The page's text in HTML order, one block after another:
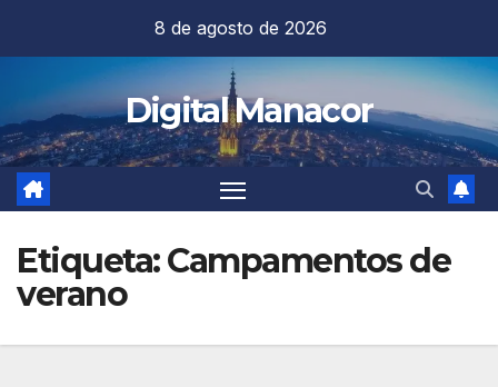
contenido
8 de agosto de 2026
Digital Manacor
Etiqueta:Campamentos de
verano